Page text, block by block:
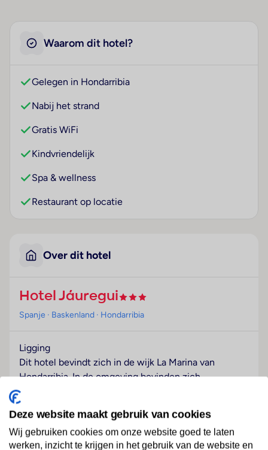
Waarom dit hotel?
Gelegen in Hondarribia
Nabij het strand
Gratis WiFi
Kindvriendelijk
Spa & wellness
Restaurant op locatie
Over dit hotel
Hotel Jáuregui
Spanje · Baskenland · Hondarribia
Ligging
Dit hotel bevindt zich in de wijk La Marina van
Hondarribia. In de omgeving bevinden zich
winkelcentra en verschillende bezienswaardigheden.
Het strand is ongeveer 500 meter van het hotel. Een
aansluiting op het openbaar vervoer (ongeveer 40
meter afstand) is gemakkelijk te voet te bereiken.
Deze website maakt gebruik van cookies
Wij gebruiken cookies om onze website goed te laten
werken, inzicht te krijgen in het gebruik van de website en